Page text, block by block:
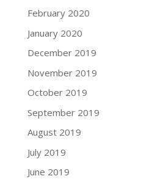
February 2020
January 2020
December 2019
November 2019
October 2019
September 2019
August 2019
July 2019
June 2019